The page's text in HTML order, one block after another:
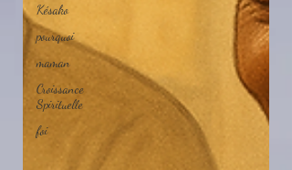
Késako
pourquoi
maman
Croissance
Spirituelle
foi